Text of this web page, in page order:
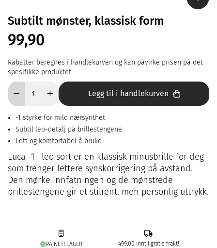
Subtilt mønster, klassisk form
99,90
Rabatter beregnes i handlekurven og kan påvirke prisen på det
spesifikke produktet.
Legg til i handlekurven
-1 styrke for mild nærsynthet
Subtil leo-detalj på brillestengene
Lett og komfortabel å bruke
Luca -1 i leo sort er en klassisk minusbrille for deg
som trenger lettere synskorrigering på avstand.
Den mørke innfatningen og de mønstrede
brillestengene gir et stilrent, men personlig uttrykk.
PÅ NETTLAGER
499,00 inntil gratis frakt!